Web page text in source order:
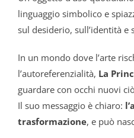
linguaggio simbolico e
sul desiderio, sull’identità e
In un mondo dove l’arte
l’autoreferenzialità, La
guardare con occhi nuovi
Il suo messaggio è chiaro:
trasformazione, e può